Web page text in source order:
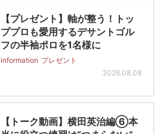
【プレゼント】軸が整う！トッ
ププロも愛用するデサントゴル
フの半袖ポロを1名様に
information プレゼント
2026.08.08
【トーク動画】横田英治編⑥本